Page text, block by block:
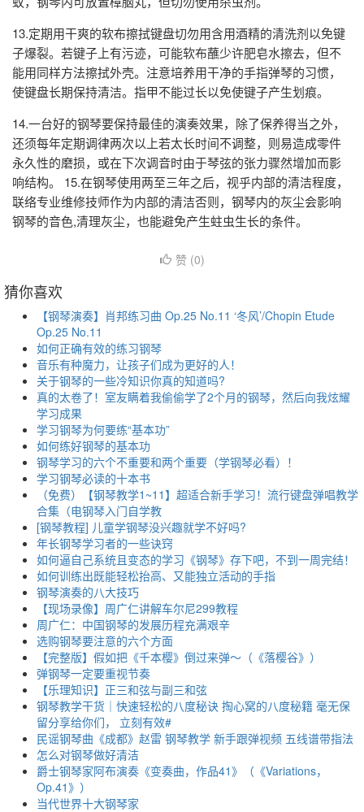
13.定期用干爽的软布擦拭键盘切勿用含用酒精的清洗剂以免键
子爆裂。若键子上有污迹，可能软布蘸少许肥皂水擦去，但不
能用同样方法擦拭外壳。注意培养用干净的手指弹琴的习惯，
使键盘长期保持清洁。指甲不能过长以免使键子产生划痕。
14.一台好的钢琴要保持最佳的演奏效果，除了保养得当之外，
还须每年定期调律两次以上若太长时间不调整，则易造成零件
永久性的磨损，或在下次调音时由于琴弦的张力骤然增加而影
响结构。 15.在钢琴使用两至三年之后，视乎内部的清洁程度，
联络专业维修技师作为内部的清洁否则，钢琴内的灰尘会影响
钢琴的音色,清理灰尘，也能避免产生蛀虫生长的条件。
赞 (0)
猜你喜欢
【钢琴演奏】肖邦练习曲 Op.25 No.11 ‘冬风’/Chopin Etude
Op.25 No.11
如何正确有效的练习钢琴
音乐有种魔力，让孩子们成为更好的人！
关于钢琴的一些冷知识你真的知道吗?
真的太卷了！室友瞒着我偷偷学了2个月的钢琴，然后向我炫耀
学习成果
学习钢琴为何要练“基本功”
如何练好钢琴的基本功
钢琴学习的六个不重要和两个重要（学钢琴必看）！
学习钢琴必读的十本书
（免费）【钢琴教学1~11】超适合新手学习！流行键盘弹唱教学
合集（电钢琴入门自学教
[钢琴教程] 儿童学钢琴没兴趣就学不好吗?
年长钢琴学习者的一些诀窍
如何逼自己系统且变态的学习《钢琴》存下吧，不到一周完结！
如何训练出既能轻松抬高、又能独立活动的手指
钢琴演奏的八大技巧
【现场录像】周广仁讲解车尔尼299教程
周广仁：中国钢琴的发展历程充满艰辛
选购钢琴要注意的六个方面
【完整版】假如把《千本樱》倒过来弹～（《落樱谷》）
弹钢琴一定要重视节奏
【乐理知识】正三和弦与副三和弦
钢琴教学干货｜快速轻松的八度秘诀 掏心窝的八度秘籍 毫无保
留分享给你们， 立刻有效#
民谣钢琴曲《成都》赵雷 钢琴教学 新手跟弹视频 五线谱带指法
怎么对钢琴做好清洁
爵士钢琴家阿布演奏《变奏曲，作品41》（《Variations，
Op.41》）
当代世界十大钢琴家